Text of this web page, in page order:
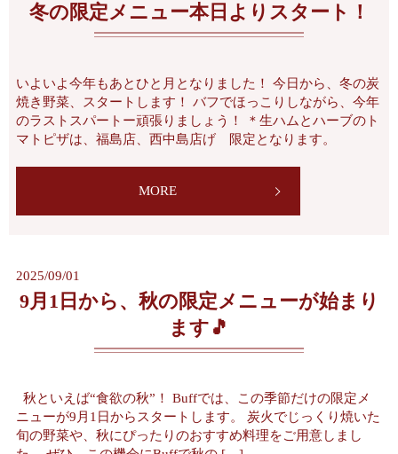
冬の限定メニュー本日よりスタート！
いよいよ今年もあとひと月となりました！ 今日から、冬の炭
焼き野菜、スタートします！ バフでほっこりしながら、今年
のラストスパートー頑張りましょう！ ＊生ハムとハーブのト
マトピザは、福島店、西中島店げ 限定となります。
MORE
2025/09/01
9月1日から、秋の限定メニューが始まり
ます🎵
秋といえば“食欲の秋”！ Buffでは、この季節だけの限定メ
ニューが9月1日からスタートします。 炭火でじっくり焼いた
旬の野菜や、秋にぴったりのおすすめ料理をご用意しまし